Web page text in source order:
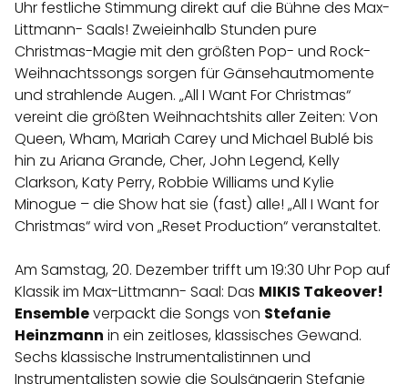
Uhr festliche Stimmung direkt auf die Bühne des Max-
Littmann- Saals! Zweieinhalb Stunden pure
Christmas-Magie mit den größten Pop- und Rock-
Weihnachtssongs sorgen für Gänsehautmomente
und strahlende Augen. „All I Want For Christmas“
vereint die größten Weihnachtshits aller Zeiten: Von
Queen, Wham, Mariah Carey und Michael Bublé bis
hin zu Ariana Grande, Cher, John Legend, Kelly
Clarkson, Katy Perry, Robbie Williams und Kylie
Minogue – die Show hat sie (fast) alle! „All I Want for
Christmas“ wird von „Reset Production“ veranstaltet.
Am Samstag, 20. Dezember trifft um 19:30 Uhr Pop auf
Klassik im Max-Littmann- Saal: Das MIKIS Takeover!
Ensembleverpackt die Songs von Stefanie
Heinzmann in ein zeitloses, klassisches Gewand.
Sechs klassische Instrumentalistinnen und
Instrumentalisten sowie die Soulsängerin Stefanie